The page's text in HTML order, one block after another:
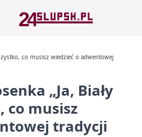
co musisz wiedzieć o adwentowej
„Ja, Biały
co musisz
tradycji